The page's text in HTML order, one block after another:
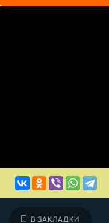
В ЗАКЛАДКИ